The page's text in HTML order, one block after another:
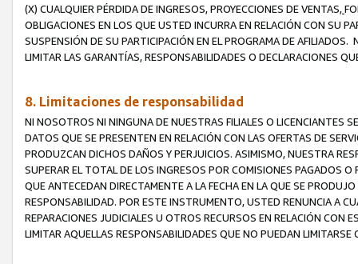
(X) CUALQUIER PÉRDIDA DE INGRESOS, PROYECCIONES DE VENTAS,
OBLIGACIONES EN LOS QUE USTED INCURRA EN RELACIÓN CON SU
SUSPENSIÓN DE SU PARTICIPACIÓN EN EL PROGRAMA DE
LIMITAR LAS GARANTÍAS, RESPONSABILIDADES O DECLARACIONES
8. Limitaciones de responsabilidad
NI NOSOTROS NI NINGUNA DE NUESTRAS FILIALES O LICENCIANTES
DATOS QUE SE PRESENTEN EN RELACIÓN CON LAS OFERTAS DE
PRODUZCAN DICHOS DAÑOS Y PERJUICIOS. ASIMISMO, NUESTRA
SUPERAR EL TOTAL DE LOS INGRESOS POR COMISIONES PAGADOS
QUE ANTECEDAN DIRECTAMENTE A LA FECHA EN LA QUE SE
RESPONSABILIDAD. POR ESTE INSTRUMENTO, USTED RENUNCIA A
REPARACIONES JUDICIALES U OTROS RECURSOS EN RELACIÓN CON
LIMITAR AQUELLAS RESPONSABILIDADES QUE NO PUEDAN LIMITARSE